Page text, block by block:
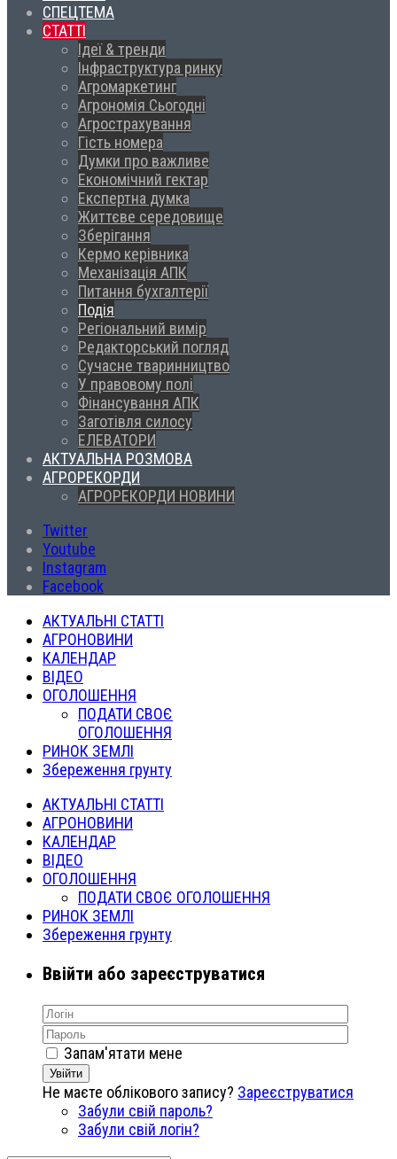
СПЕЦТЕМА
СТАТТІ
Ідеї & тренди
Інфраструктура ринку
Агромаркетинг
Агрономія Сьогодні
Агрострахування
Гість номера
Думки про важливе
Економічний гектар
Експертна думка
Життєве середовище
Зберігання
Кермо керівника
Механізація АПК
Питання бухгалтерії
Подія
Регіональний вимір
Редакторський погляд
Сучасне тваринництво
У правовому полі
Фінансування АПК
Заготівля силосу
ЕЛЕВАТОРИ
АКТУАЛЬНА РОЗМОВА
АГРОРЕКОРДИ
АГРОРЕКОРДИ НОВИНИ
Twitter
Youtube
Instagram
Facebook
АКТУАЛЬНІ СТАТТІ
АГРОНОВИНИ
КАЛЕНДАР
ВІДЕО
ОГОЛОШЕННЯ
ПОДАТИ СВОЄ
ОГОЛОШЕННЯ
РИНОК ЗЕМЛІ
Збереження грунту
АКТУАЛЬНІ СТАТТІ
АГРОНОВИНИ
КАЛЕНДАР
ВІДЕО
ОГОЛОШЕННЯ
ПОДАТИ СВОЄ ОГОЛОШЕННЯ
РИНОК ЗЕМЛІ
Збереження грунту
Ввійти або зареєструватися
Запам'ятати мене
Увійти
Не маєте облікового запису? Зареєструватися
Забули свій пароль?
Забули свій логін?